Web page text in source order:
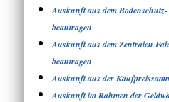
Auskunft aus dem
beantragen
Auskunft aus dem Zentralen
beantragen
Auskunft aus der
Auskunft im Rahmen der